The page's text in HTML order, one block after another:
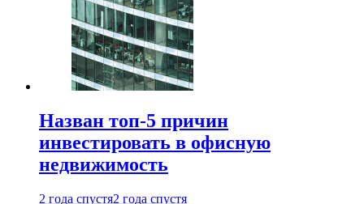
Назван топ-5 причин
инвестировать в офисную
недвижимость
2 года спустя2 года спустя